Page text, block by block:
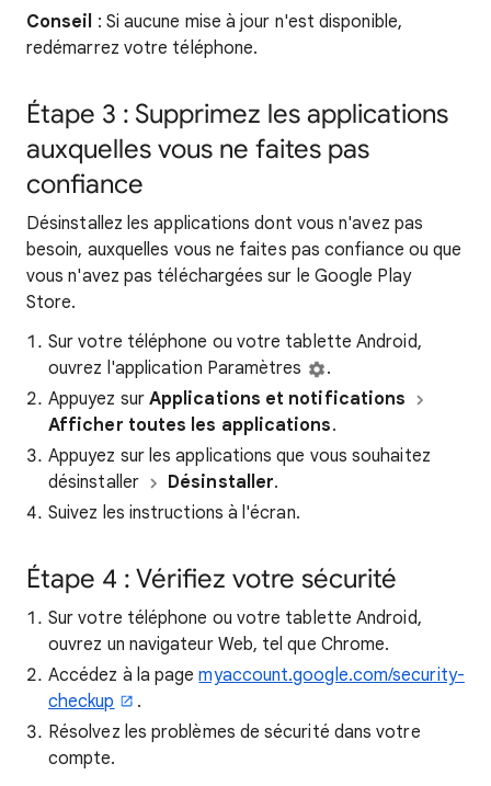
Conseil : Si aucune mise à jour n'est disponible,
redémarrez votre téléphone.
Étape 3 : Supprimez les applications
auxquelles vous ne faites pas
confiance
Désinstallez les applications dont vous n'avez pas
besoin, auxquelles vous ne faites pas confiance ou que
vous n'avez pas téléchargées sur le Google Play
Store.
Sur votre téléphone ou votre tablette Android,
ouvrez l'application Paramètres
.
Appuyez sur Applications et notifications
Afficher toutes les applications.
Appuyez sur les applications que vous souhaitez
désinstaller
Désinstaller.
Suivez les instructions à l'écran.
Étape 4 : Vérifiez votre sécurité
Sur votre téléphone ou votre tablette Android,
ouvrez un navigateur Web, tel que Chrome.
Accédez à la pagemyaccount.google.com/security-
checkup
.
Résolvez les problèmes de sécurité dans votre
compte.